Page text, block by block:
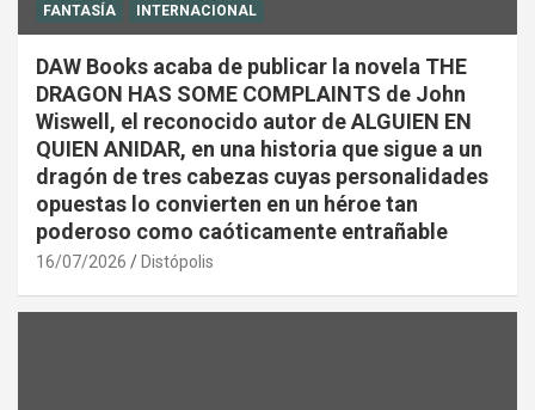
FANTASÍA INTERNACIONAL
DAW Books acaba de publicar la novela THE
DRAGON HAS SOME COMPLAINTS de John
Wiswell, el reconocido autor de ALGUIEN EN
QUIEN ANIDAR, en una historia que sigue a un
dragón de tres cabezas cuyas personalidades
opuestas lo convierten en un héroe tan
poderoso como caóticamente entrañable
16/07/2026 Distópolis